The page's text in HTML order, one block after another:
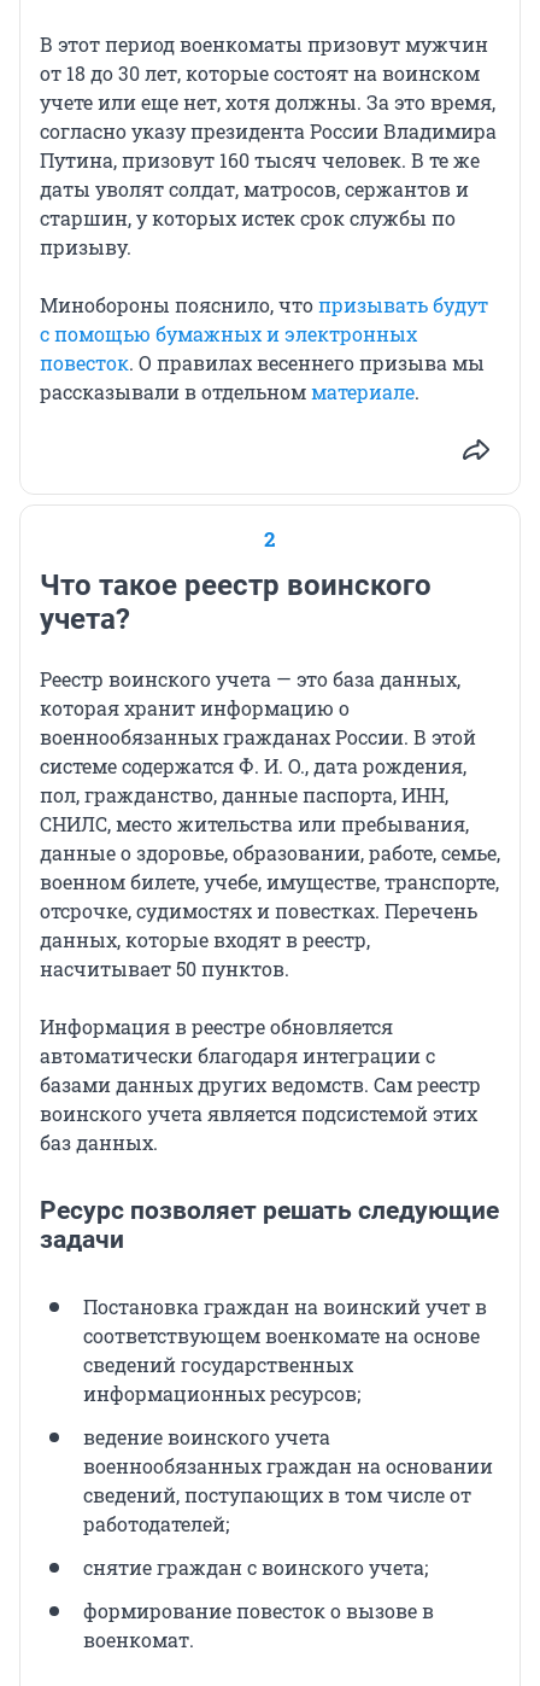
В этот период военкоматы призовут мужчин
от 18 до 30 лет, которые состоят на воинском
учете или еще нет, хотя должны. За это время,
согласно указу президента России Владимира
Путина, призовут 160 тысяч человек. В те же
даты уволят солдат, матросов, сержантов и
старшин, у которых истек срок службы по
призыву.
Минобороны пояснило, чтопризывать будут
с помощью бумажных и электронных
повесток. О правилах весеннего призыва мы
рассказывали в отдельномматериале.
2
Что такое реестр воинского
учета?
Реестр воинского учета — это база данных,
которая хранит информацию о
военнообязанных гражданах России. В этой
системе содержатсяФ. И. О., дата рождения,
пол, гражданство, данные паспорта, ИНН,
СНИЛС, место жительства или пребывания,
данные о здоровье, образовании, работе, семье,
военном билете, учебе, имуществе, транспорте,
отсрочке, судимостях и повестках. Перечень
данных, которые входят в реестр,
насчитывает50 пунктов.
Информация в реестре обновляется
автоматически благодаря интеграции с
базами данных других ведомств. Сам реестр
воинского учета является подсистемой этих
баз данных.
Ресурс позволяет решать следующие
задачи
Постановка граждан на воинский учет в
соответствующем военкомате на основе
сведений государственных
информационных ресурсов;
ведение воинского учета
военнообязанных граждан на основании
сведений, поступающих в том числе от
работодателей;
снятие граждан с воинского учета;
формирование повесток о вызове в
военкомат.